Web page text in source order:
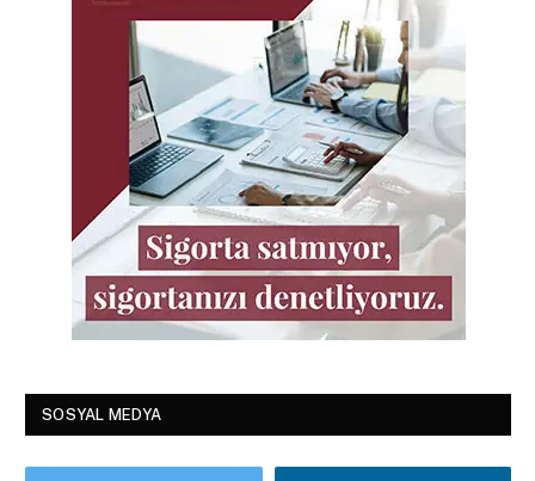
SOSYAL MEDYA